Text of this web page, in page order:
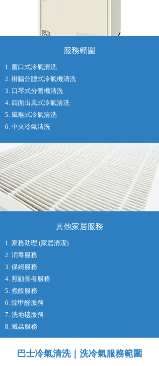
服務範圍
1. 窗口式冷氣清洗
2. 掛牆分體式冷氣機清洗
3. 口琴式分體機清洗
4. 四面出風式冷氣清洗
5. 風喉式冷氣清洗
6. 中央冷氣清洗
其他家居服務
1. 家務助理 (家居清潔)
2. 消毒服務
3. 保姆服務
4. 照顧長者服務
5. 煮飯服務
6. 除甲醛服務
7. 洗地毯服務
8. 滅蟲服務
巴士冷氣清洗｜洗冷氣服務範圍